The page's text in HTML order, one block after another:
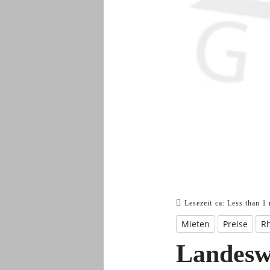
Lesezeit ca: Less than 1
Mieten Preise